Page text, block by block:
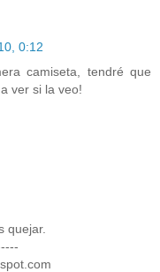
0:12
camiseta, tendré que
ver si la veo!
quejar.